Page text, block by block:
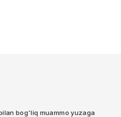
bog'liq muammo yuzaga